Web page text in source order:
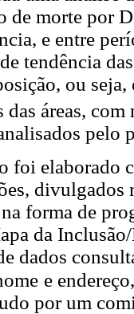
de morte por
e entre
tendência
ou
das áreas,
pelo
foi elaborado
divulgados
forma de
da
dados
e
por um